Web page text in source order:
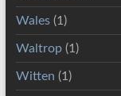
Wales(1)
Waltrop(1)
Witten (1)